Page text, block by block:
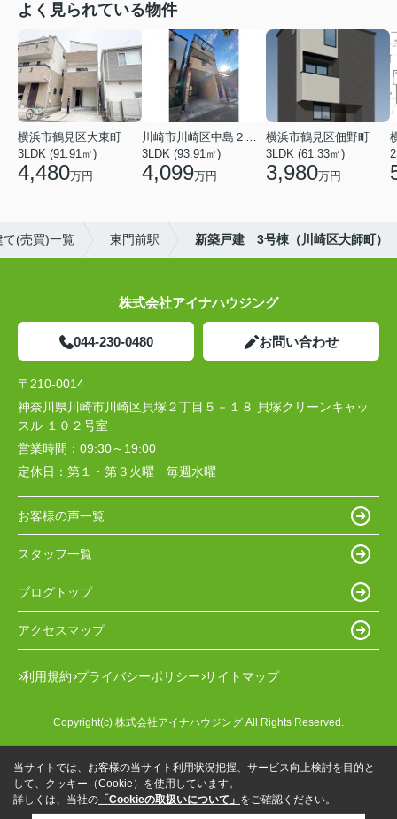
よく見られている物件
横浜市鶴見区大東町
3LDK (91.91㎡)
4,480万円
川崎市川崎区中島２丁目
3LDK (93.91㎡)
4,099万円
横浜市鶴見区佃野町
3LDK (61.33㎡)
3,980万円
て(売買)一覧 東門前駅 新築戸建 3号棟（川崎区大師町）
株式会社アイナハウジング
044-230-0480 お問い合わせ
〒210-0014
神奈川県川崎市川崎区貝塚２丁目５－１８ 貝塚クリーンキャッ
スル １０２号室
営業時間： 09:30～19:00
定休日： 第１・第３火曜 毎週水曜
お客様の声一覧
スタッフ一覧
ブログトップ
アクセスマップ
利用規約 プライバシーポリシー サイトマップ
Copyright(c) 株式会社アイナハウジング All Rights Reserved.
当サイトでは、お客様の当サイト利用状況把握、サービス向上検討を目的と
して、クッキー（Cookie）を使用しています。
詳しくは、当社の 「Cookieの取扱いについて」 をご確認ください。